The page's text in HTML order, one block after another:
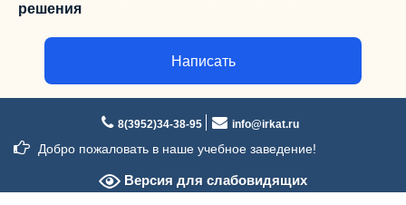
решения
Написать
содержимому
8(3952)34-38-95 info@irkat.ru
Добро пожаловать в наше учебное заведение!
Версия для слабовидящих